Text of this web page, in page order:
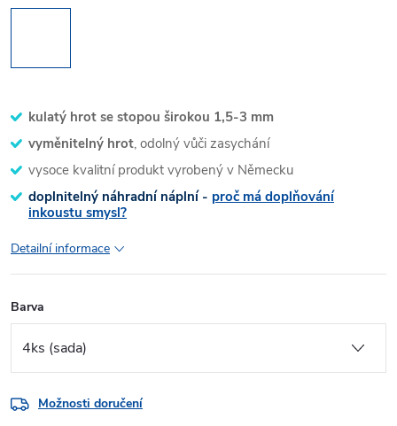
kulatý hrot se stopou širokou 1,5-3 mm
vyměnitelný hrot, odolný vůči zasychání
vysoce kvalitní produkt vyrobený v Německu
doplnitelný náhradní náplní - proč má doplňování
inkoustu smysl?
Detailní informace
Barva
Možnosti doručení